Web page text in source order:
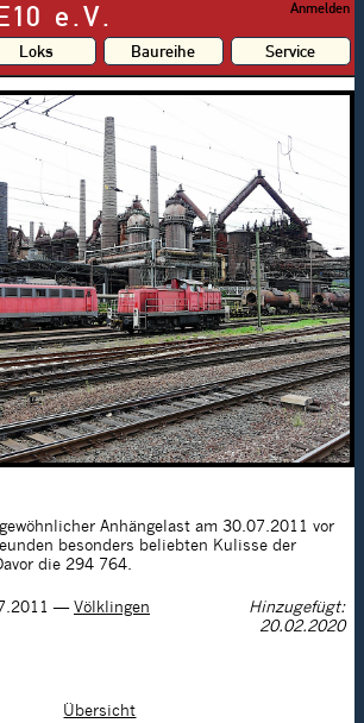
e.V. Anmelden
Loks Baureihe Service
Anhängelast am 30.07.2011 vor
besonders beliebten Kulisse der
die 294 764.
— Völklingen
Hinzugefügt:
20.02.2020
Übersicht